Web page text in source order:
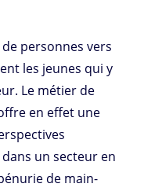
personnes vers
les jeunes qui y
Le métier de
en effet une
un secteur en
de main-